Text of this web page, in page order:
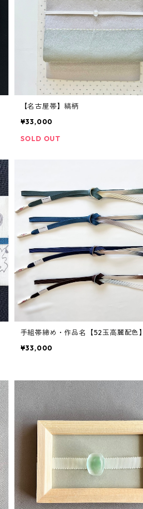
【名古屋帯】縞柄
¥33,000
SOLD OUT
手組帯締め・作品名【52玉高麗配色】
¥33,000